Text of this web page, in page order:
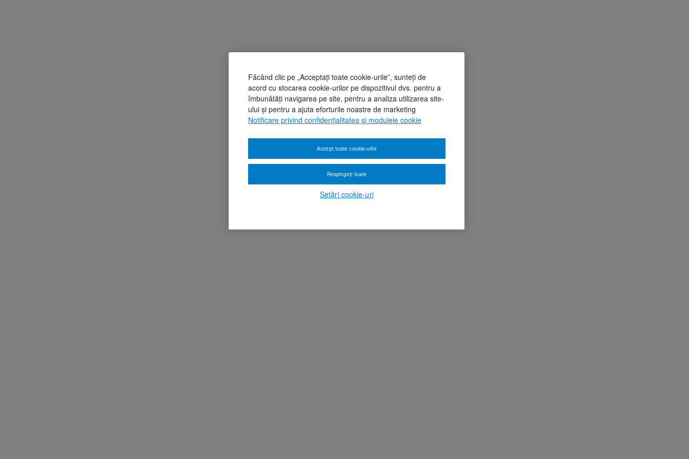
Făcând clic pe „Acceptați toate cookie-urile”, sunteți de
acord cu stocarea cookie-urilor pe dispozitivul dvs. pentru a
îmbunătăți navigarea pe site, pentru a analiza utilizarea site-
ului și pentru a ajuta eforturile noastre de marketing
Notificare privind confidențialitatea și modulele cookie
Setări cookie-uri
Respingeți toate
Accept toate cookie-urile